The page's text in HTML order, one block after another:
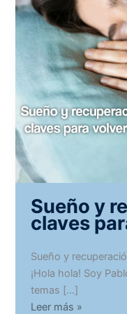
Sueño y
claves
Sueño y
¡Hola hola! Soy
temas […]
Sueño
Leer más »